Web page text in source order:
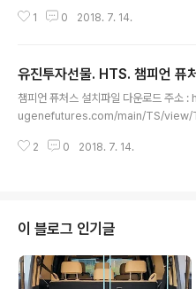
사항. NH 선물의 API 개요및 리소스 확
NHAPI 생성. 주의사항. 2018년 7월
sual C++ 2015 에서 만든 만든 프로젝
1 0 2018. 7. 14.
유진투자선물. HTS. 챔피언 퓨
챔피언 퓨처스 설치파일 다운로드 주
ugenefutures.com/main/TS/view/
폴더 챔피언 퓨처스 실행 로그인 화면 ///
2 0 2018. 7. 14.
이 블로그 인기글